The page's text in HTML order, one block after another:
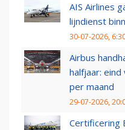
AIS Airlines
lijndienst
30-07-2026,
Airbus
halfjaar: eind
per maand
29-07-2026,
Certificering